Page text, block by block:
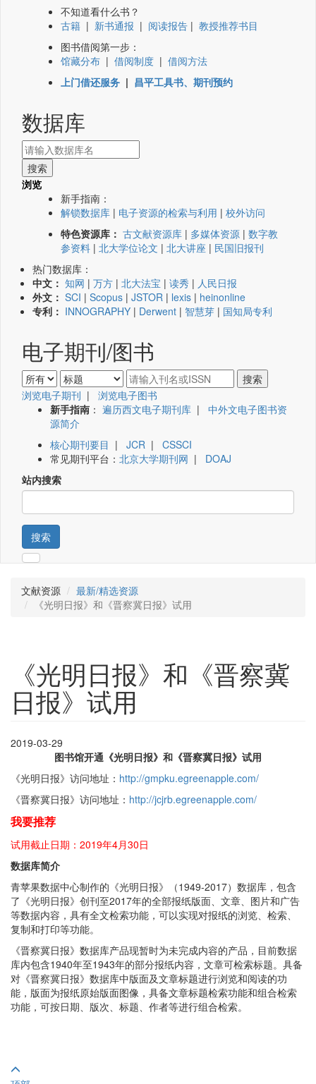
不知道看什么书？
古籍 | 新书通报 | 阅读报告 | 教授推荐书目
图书借阅第一步：
馆藏分布 | 借阅制度 | 借阅方法
上门借还服务 | 昌平工具书、期刊预约
数据库
浏览
新手指南：
解锁数据库 | 电子资源的检索与利用 | 校外访问
特色资源库： 古文献资源库 | 多媒体资源 | 数字教
参资料 | 北大学位论文 | 北大讲座 | 民国旧报刊
热门数据库：
中文： 知网 | 万方 | 北大法宝 | 读秀 | 人民日报
外文： SCI | Scopus | JSTOR | lexis | heinonline
专利： INNOGRAPHY | Derwent | 智慧芽 | 国知局专利
电子期刊/图书
浏览电子期刊 | 浏览电子图书
新手指南 ： 遍历西文电子期刊库 | 中外文电子图书资
源简介
核心期刊要目 | JCR | CSSCI
常见期刊平台： 北京大学期刊网 | DOAJ
站内搜索
搜索
文献资源
最新/精选资源
《光明日报》和《晋察冀日报》试用
《光明日报》和《晋察冀
日报》试用
2019-03-29
图书馆开通《光明日报》和《晋察冀日报》试用
《光明日报》访问地址： http://gmpku.egreenapple.com/
《晋察冀日报》访问地址： http://jcjrb.egreenapple.com/
我要推荐
试用截止日期：2019年4月30日
数据库简介
青苹果数据中心制作的《光明日报》（1949-2017）数据库，包含
了《光明日报》创刊至2017年的全部报纸版面、文章、图片和广告
等数据内容，具有全文检索功能，可以实现对报纸的浏览、检索、
复制和打印等功能。
《晋察冀日报》数据库产品现暂时为未完成内容的产品，目前数据
库内包含1940年至1943年的部分报纸内容，文章可检索标题。具备
对《晋察冀日报》数据库中版面及文章标题进行浏览和阅读的功
能，版面为报纸原始版面图像，具备文章标题检索功能和组合检索
功能，可按日期、版次、标题、作者等进行组合检索。